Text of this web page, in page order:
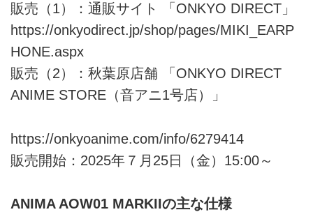
販売（1）：通販サイト 「ONKYO DIRECT」
https://onkyodirect.jp/shop/pages/MIKI_EARP
HONE.aspx
販売（2）：秋葉原店舗 「ONKYO DIRECT
ANIME STORE（音アニ1号店）」
https://onkyoanime.com/info/6279414
販売開始：2025年７月25日（金）15:00～
ANIMA AOW01 MARKIIの主な仕様